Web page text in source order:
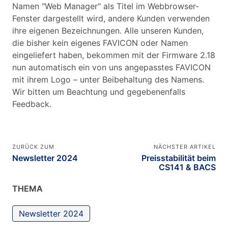
Namen "Web Manager" als Titel im Webbrowser-
Fenster dargestellt wird, andere Kunden verwenden
ihre eigenen Bezeichnungen. Alle unseren Kunden,
die bisher kein eigenes FAVICON oder Namen
eingeliefert haben, bekommen mit der Firmware 2.18
nun automatisch ein von uns angepasstes FAVICON
mit ihrem Logo – unter Beibehaltung des Namens.
Wir bitten um Beachtung und gegebenenfalls
Feedback.
ZURÜCK ZUM
Newsletter 2024
NÄCHSTER ARTIKEL
Preisstabilität beim
CS141 & BACS
THEMA
Newsletter 2024